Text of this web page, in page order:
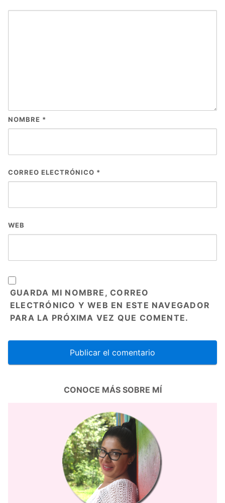
NOMBRE *
CORREO ELECTRÓNICO *
WEB
GUARDA MI NOMBRE, CORREO
ELECTRÓNICO Y WEB EN ESTE NAVEGADOR
PARA LA PRÓXIMA VEZ QUE COMENTE.
CONOCE MÁS SOBRE MÍ